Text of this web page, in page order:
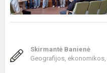
Skirmantė Banienė
Geografijos,